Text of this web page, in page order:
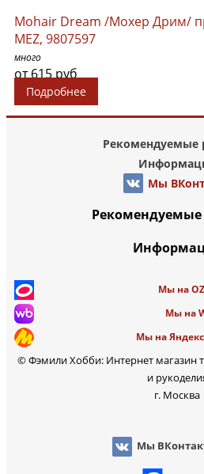
Mohair Dream /Мохер Дрим/
MEZ, 9807597
много
от 615 руб
Подробнее
Рекомендуемые
Мы
Мы на
Мы на
Мы на
© Фэмили Хобби: Интернет магазин
и
г. Москва
Мы